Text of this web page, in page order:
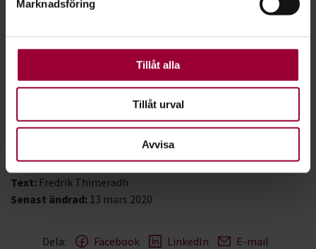
För att du ska få en så bra upplevelse som möjligt
Marknadsföring
Tillåt alla
Tillåt urval
Avvisa
och efter ett toalettbesök.
Undvik kontakt med sjuka människor.
armvecket eller i en pappersnäsduk.
Värdefulla länkar till tillförlitliga källor:
World Health Organization (WHO)
Text: Fredrik Thimeradh
Senast ändrad: 13 mars 2020
Dela: Facebook LinkedIn E-mail